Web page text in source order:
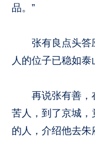
品。”
张有良点头答应
人的位子已稳如泰
再说张有善，在
苦人，到了京城，
的人，介绍他去朱